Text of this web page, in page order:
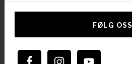
Hoved
FØLG OSS